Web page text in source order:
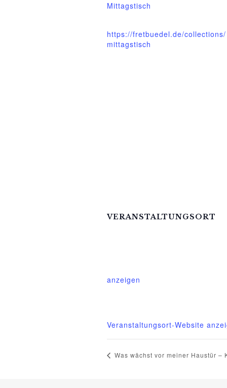
Mittagstisch
https://fretbuedel.de/collections/
mittagstisch
VERANSTALTUNGSORT
anzeigen
Veranstaltungsort-Website
Was wächst vor meiner Haustür –